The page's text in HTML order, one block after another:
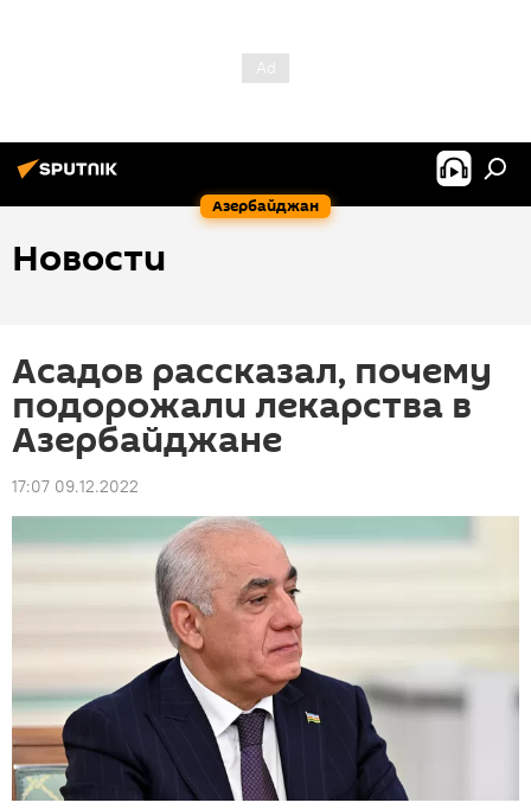
Азербайджан
Новости
Асадов рассказал, почему
подорожали лекарства в
Азербайджане
17:07 09.12.2022